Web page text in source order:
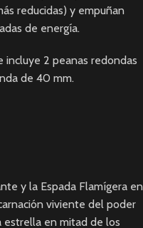
reducidas) y empuñan
de energía.
incluye 2 peanas redondas
de 40 mm.
y la Espada Flamígera en
viviente del poder
estrella en mitad de los